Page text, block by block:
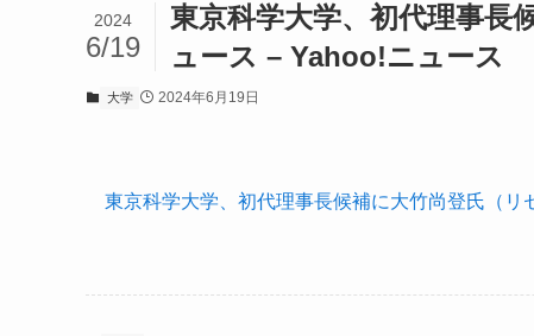
東京科学大学、初代理事長
ュース – Yahoo!ニュース
2024
6/19
大学 2024年6月19日
東京科学大学、初代理事長候補に大竹尚登氏（リ